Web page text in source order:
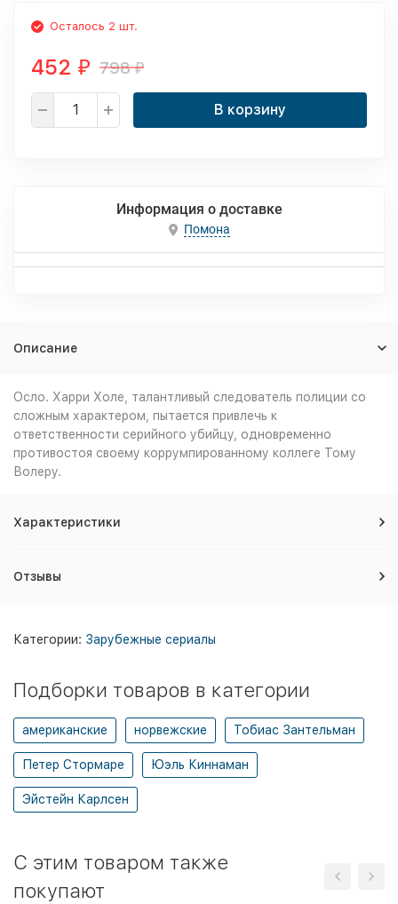
Осталось 2 шт.
452 ₽ 798₽
В корзину
Информация о доставке
Помона
Описание
Осло. Харри Холе, талантливый следователь полиции со
сложным характером, пытается привлечь к
ответственности серийного убийцу, одновременно
противостоя своему коррумпированному коллеге Тому
Волеру.
Характеристики
Отзывы
Категории: Зарубежные сериалы
Подборки товаров в категории
американские норвежские Тобиас Зантельман
Петер Стормаре Юэль Киннаман
Эйстейн Карлсен
C этим товаром также
покупают